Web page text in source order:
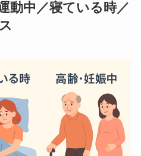
動中／寝ている時／